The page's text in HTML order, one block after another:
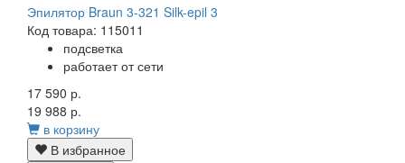
Эпилятор Braun 3-321 Silk-epil 3
Код товара: 115011
подсветка
работает от сети
17 590 р.
19 988 р.
в корзину
В избранное